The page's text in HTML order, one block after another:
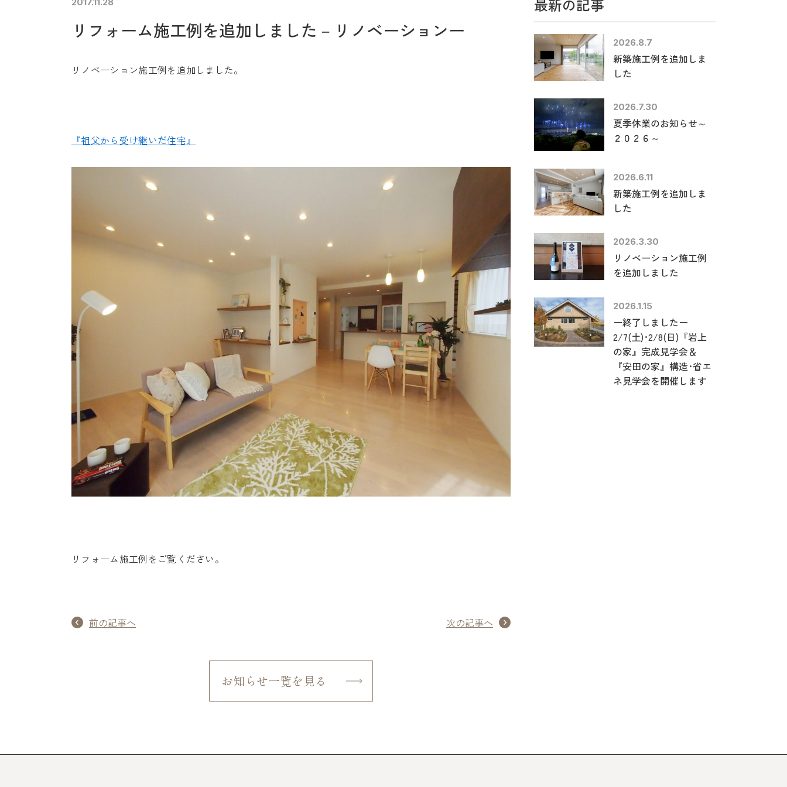
未来に住み継ぐ平屋
リフォーム施工例を追加しました－リノベーションー
リノベーション施工例を追加しました。
『祖父から受け継いだ住宅』
リフォーム施工例をご覧ください。
前の記事へ 次の記事へ
お知らせ一覧を見る
最新の記事
2026.8.7
新築施工例を追加しま
した
2026.7.30
夏季休業のお知らせ～
２０２６～
2026.6.11
新築施工例を追加しま
した
2026.3.30
リノベーション施工例
を追加しました
2026.1.15
ー終了しましたー
2/7(土)･2/8(日)『岩上
の家』完成見学会＆
『安田の家』構造･省エ
ネ見学会を開催します